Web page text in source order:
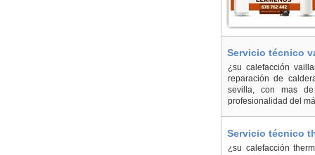
Servicio técnico
¿su calefacción
reparación de
sevilla, con mas
profesionalidad del
Servicio técnico
¿su calefacción